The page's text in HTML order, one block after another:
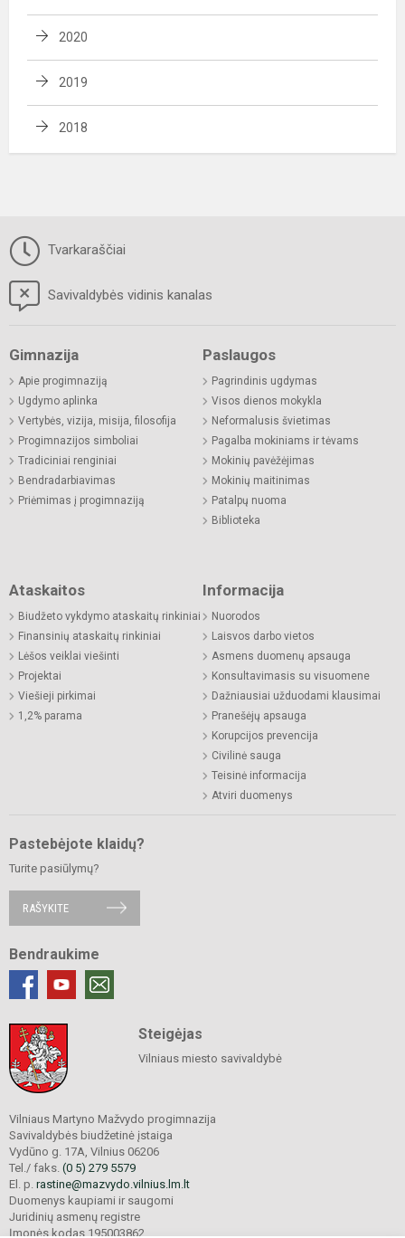
2020
2019
2018
Tvarkaraščiai
Savivaldybės vidinis kanalas
Gimnazija
Apie progimnaziją
Ugdymo aplinka
Vertybės, vizija, misija, filosofija
Progimnazijos simboliai
Tradiciniai renginiai
Bendradarbiavimas
Priėmimas į progimnaziją
Paslaugos
Pagrindinis ugdymas
Visos dienos mokykla
Neformalusis švietimas
Pagalba mokiniams ir tėvams
Mokinių pavėžėjimas
Mokinių maitinimas
Patalpų nuoma
Biblioteka
Ataskaitos
Biudžeto vykdymo ataskaitų rinkiniai
Finansinių ataskaitų rinkiniai
Lėšos veiklai viešinti
Projektai
Viešieji pirkimai
1,2% parama
Informacija
Nuorodos
Laisvos darbo vietos
Asmens duomenų apsauga
Konsultavimasis su visuomene
Dažniausiai užduodami klausimai
Pranešėjų apsauga
Korupcijos prevencija
Civilinė sauga
Teisinė informacija
Atviri duomenys
Pastebėjote klaidų?
Turite pasiūlymų?
RAŠYKITE
Bendraukime
Steigėjas
Vilniaus miesto savivaldybė
Vilniaus Martyno Mažvydo progimnazija
Savivaldybės biudžetinė įstaiga
Vydūno g. 17A, Vilnius 06206
Tel./ faks. (0 5) 279 5579
El. p. rastine@mazvydo.vilnius.lm.lt
Duomenys kaupiami ir saugomi
Juridinių asmenų registre
Įmonės kodas 195003862